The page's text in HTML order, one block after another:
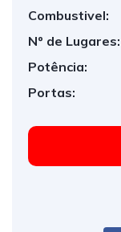
Combustivel:
Nº de Lugares:
Potência:
Portas: